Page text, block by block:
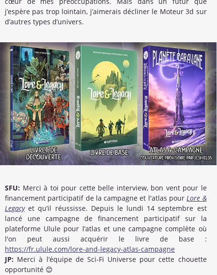
j’espère pas trop lointain, j’aimerais décliner le Moteur 3d sur
d’autres types d’univers.
SFU: Merci à toi pour cette belle interview, bon vent pour le
financement participatif de la campagne et l'atlas pourLore &
Legacyet qu’il réussisse. Depuis le lundi 14 septembre est
lancé une campagne de financement participatif sur la
plateforme Ulule pour l’atlas et une campagne complète où
l'on peut aussi acquérir le livre de base :
https://fr.ulule.com/lore-and-legacy-atlas-campagne
JP: Merci à l’équipe de Sci-Fi Universe pour cette chouette
opportunité 😊